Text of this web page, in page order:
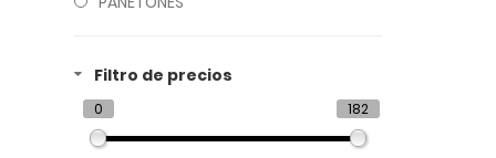
Filtro de precios
0 182